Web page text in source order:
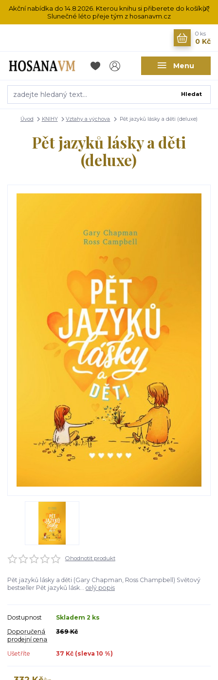
Akční nabídka do 14.8.2026. Kterou knihu si přiberete do košíku?
Slunečné léto přeje tým z hosanavm.cz
Menu
Hledat
0 ks
0 Kč
Úvod KNIHY Vztahy a výchova Pět jazyků lásky a děti (deluxe)
Pět jazyků lásky a děti
(deluxe)
Ohodnotit produkt
Pět jazyků lásky a děti (Gary Chapman, Ross Champbell) Světový
bestseller Pět jazyků lásk... celý popis
Dostupnost
Skladem 2 ks
Doporučená
prodejní cena
369 Kč
Ušetříte 37 Kč (sleva 10 %)